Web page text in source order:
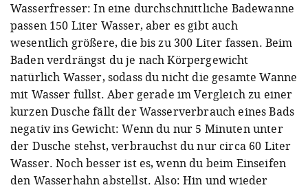
Wasserfresser: In eine durchschnittliche Badewanne
passen 150 Liter Wasser, aber es gibt auch
wesentlich größere, die bis zu 300 Liter fassen. Beim
Baden verdrängst du je nach Körpergewicht
natürlich Wasser, sodass du nicht die gesamte Wanne
mit Wasser füllst. Aber gerade im Vergleich zu einer
kurzen Dusche fällt der Wasserverbrauch eines Bads
negativ ins Gewicht: Wenn du nur 5 Minuten unter
der Dusche stehst, verbrauchst du nur circa 60 Liter
Wasser. Noch besser ist es, wenn du beim Einseifen
den Wasserhahn abstellst. Also: Hin und wieder